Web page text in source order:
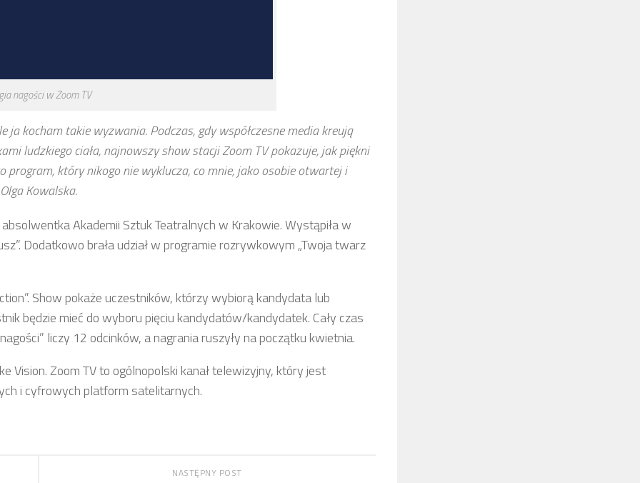
nagości w Zoom TV
ja kocham takie wyzwania. Podczas, gdy współczesne media kreują
ludzkiego ciała, najnowszy show stacji Zoom TV pokazuje, jak piękni
program, który nikogo nie wyklucza, co mnie, jako osobie otwartej i
Kowalska.
Akademii Sztuk Teatralnych w Krakowie. Wystąpiła w
Dodatkowo brała udział w programie rozrywkowym „Twoja twarz
Show pokaże uczestników, którzy wybiorą kandydata lub
będzie mieć do wyboru pięciu kandydatów/kandydatek. Cały czas
liczy 12 odcinków, a nagrania ruszyły na początku kwietnia.
Vision. Zoom TV to ogólnopolski kanał telewizyjny, który jest
i cyfrowych platform satelitarnych.
NASTĘPNY POST